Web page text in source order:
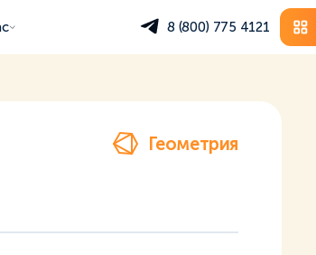
8 (800) 775 4121
Геометрия